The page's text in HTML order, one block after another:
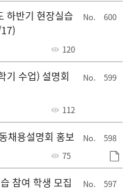
600
하반기 현장실습
120
599
기 수업) 설명회
112
598
채용설명회 홍보
75
597
참여 학생 모집